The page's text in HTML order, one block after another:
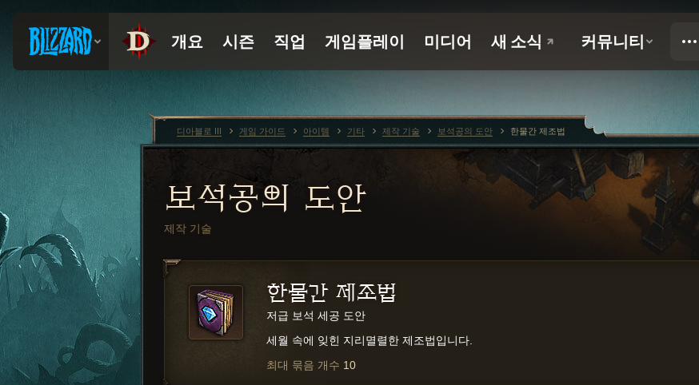
보석공의 도안
제작 기술
한물간 제조법
저급 보석 세공 도안
세월 속에 잊힌 지리멸렬한 제조법입니다.
최대 묶음 개수 10
디아블로 III 게임 가이드 아이템 기타 제작 기술 보석공의 도안 한물간 제조법